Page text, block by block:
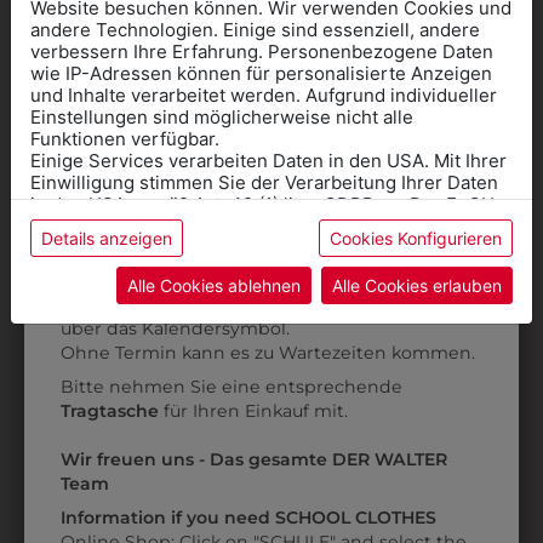
9DGW0715701
DAMENGILET MIT 3
TASCHEN
POLYESTER
€ 73,90
ZULETZT ANGESEHEN
1P02823101
Website besuchen können. Wir verwenden Cookies und
andere Technologien. Einige sind essenziell, andere
verbessern Ihre Erfahrung. Personenbezogene Daten
wie IP-Adressen können für personalisierte Anzeigen
und Inhalte verarbeitet werden. Aufgrund individueller
Einstellungen sind möglicherweise nicht alle
Funktionen verfügbar.
Einige Services verarbeiten Daten in den USA. Mit Ihrer
Einwilligung stimmen Sie der Verarbeitung Ihrer Daten
in den USA gemäß Art. 49 (1) lit. a GDPR zu. Der EuGH
stuft die USA als Land mit unzureichendem Datenschutz
ein, und es besteht das Risiko, dass US-Behörden
Daten ohne Klagemöglichkeit für Europäer überwachen.
Datenschutzerklärungbzw. im
Details anzeigen Cookies Konfigurieren
Alle Cookies ablehnen Alle Cookies erlauben
Informationen wenn Sie
Kleidung
für die SCHULE
benötigen
Online Shop: Klick auf SCHULE in der
Kategorie und die richtige Schule auswählen.
AnprobeVorort im Geschäft: Termin buchen
über das Kalendersymbol.
Ohne Termin kann es zu Wartezeiten kommen.
Bitte nehmen Sie eine entsprechende
Tragtasche für Ihren Einkauf mit.
Wir freuen uns - Das gesamte DER WALTER
Team
Information if you need SCHOOL CLOTHES